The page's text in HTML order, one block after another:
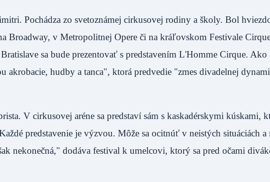
Pochádza zo svetoznámej cirkusovej rodiny a školy. Bol
Broadway, v Metropolitnej Opere či na kráľovskom Festivale
sa bude prezentovať s predstavením L'Homme Cirque. Ako
akrobacie, hudby a tanca", ktorá predvedie "zmes divadelnej
V cirkusovej aréne sa predstaví sám s kaskadérskymi kúskami,
predstavenie je výzvou. Môže sa ocitnúť v neistých situáciách a
nekonečná," dodáva festival k umelcovi, ktorý sa pred očami